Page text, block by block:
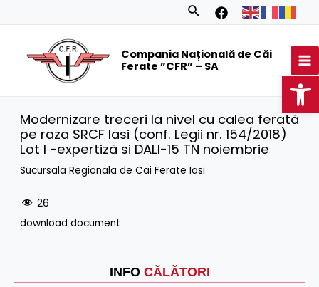
Search
Compania Națională de Căi
Ferate ”CFR” – SA
INFO CĂLĂTORI
Modernizare treceri la nivel cu calea ferată
pe raza SRCF Iasi (conf. Legii nr. 154/2018)
Lot I -expertiză si DALI-15 TN noiembrie
Sucursala Regionala de Cai Ferate Iasi
26
download document